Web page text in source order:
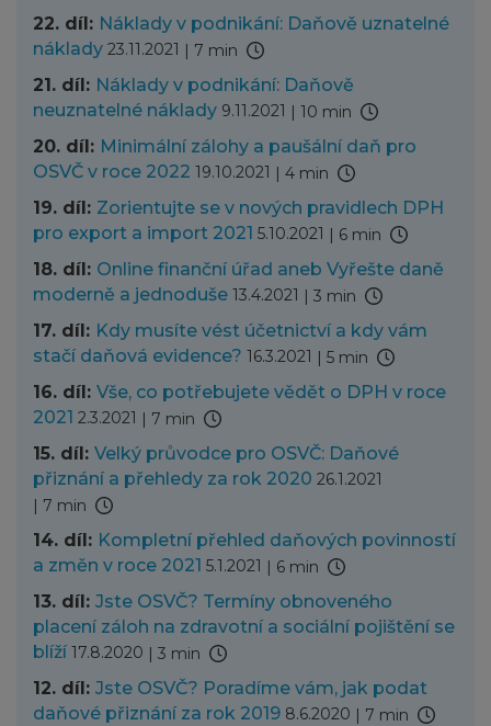
22. díl: Náklady v podnikání: Daňově uznatelné
náklady 23.11.2021 | 7 min
21. díl: Náklady v podnikání: Daňově
neuznatelné náklady 9.11.2021 | 10 min
20. díl: Minimální zálohy a paušální daň pro
OSVČ v roce 2022 19.10.2021 | 4 min
19. díl: Zorientujte se v nových pravidlech DPH
pro export a import 2021 5.10.2021 | 6 min
18. díl: Online finanční úřad aneb Vyřešte daně
moderně a jednoduše 13.4.2021 | 3 min
17. díl: Kdy musíte vést účetnictví a kdy vám
stačí daňová evidence? 16.3.2021 | 5 min
16. díl: Vše, co potřebujete vědět o DPH v roce
2021 2.3.2021 | 7 min
15. díl: Velký průvodce pro OSVČ: Daňové
přiznání a přehledy za rok 2020 26.1.2021
| 7 min
14. díl: Kompletní přehled daňových povinností
a změn v roce 2021 5.1.2021 | 6 min
13. díl: Jste OSVČ? Termíny obnoveného
placení záloh na zdravotní a sociální pojištění se
blíží 17.8.2020 | 3 min
12. díl: Jste OSVČ? Poradíme vám, jak podat
daňové přiznání za rok 2019 8.6.2020 | 7 min